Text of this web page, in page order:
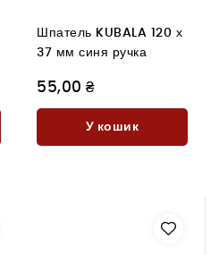
Шпатель KUBALA 120 х
37 мм синя ручка
55,00 ₴
У кошик